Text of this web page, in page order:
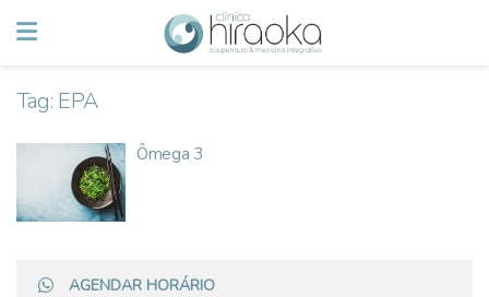
Tag: EPA
Ômega 3
AGENDAR HORÁRIO